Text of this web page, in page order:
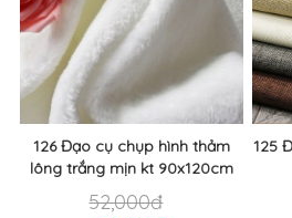
126 Đạo cụ chụp hình thảm
lông trắng mịn kt 90x120cm
52,000đ
125